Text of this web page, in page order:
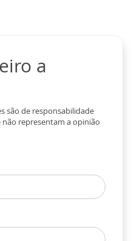
a
são de responsabilidade
não representam a opinião